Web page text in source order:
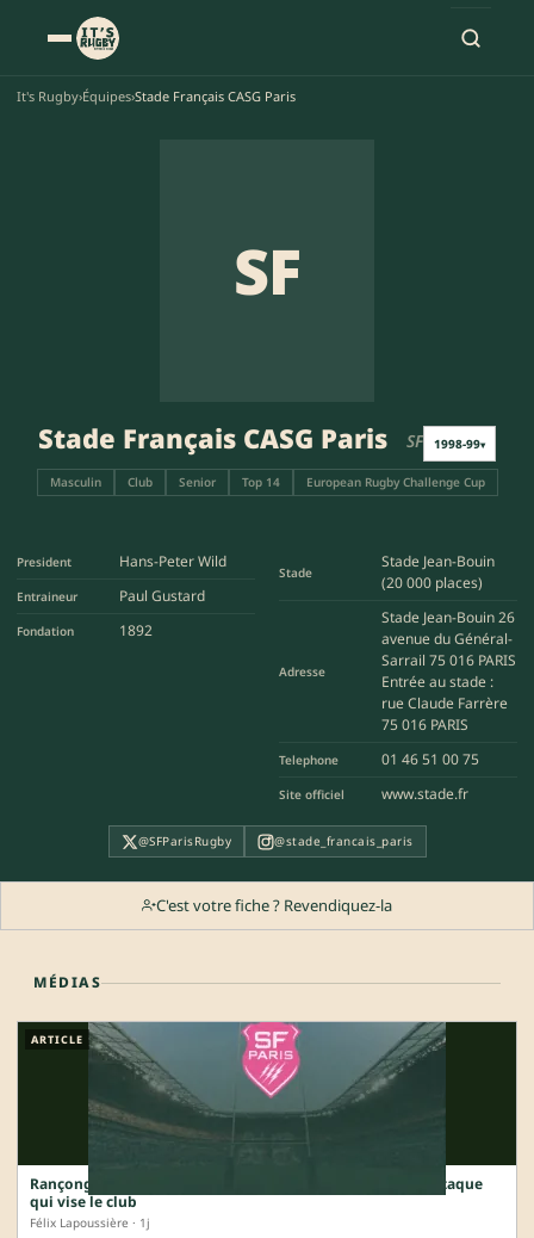
It's Rugby›Équipes›Stade Français CASG Paris
SF
Stade Français CASG Paris SF 1998-99▾
Masculin Club Senior Top 14 European Rugby Challenge Cup
President Hans-Peter Wild
Entraineur Paul Gustard
Fondation 1892
Stade
Stade Jean-Bouin
(20 000 places)
Adresse
Stade Jean-Bouin 26
avenue du Général-
Sarrail 75 016 PARIS
Entrée au stade :
rue Claude Farrère
75 016 PARIS
Telephone 01 46 51 00 75
Site officiel www.stade.fr
@SFParisRugby @stade_francais_paris
C'est votre fiche ? Revendiquez-la
MÉDIAS
ARTICLE
Rançongiciel au Stade Français : comment fonctionne l’attaque
qui vise le club
Félix Lapoussière · 1j